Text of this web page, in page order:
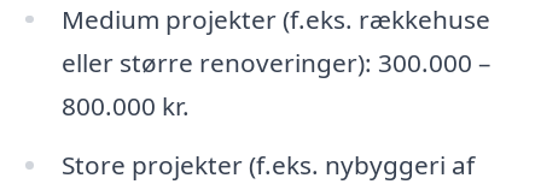
Medium projekter (f.eks. rækkehuse
eller større renoveringer): 300.000 –
800.000 kr.
Store projekter (f.eks. nybyggeri af